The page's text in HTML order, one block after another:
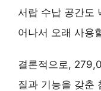
서랍 수납 공간도
어나서 오래 사용
결론적으로,
질과 기능을 갖춘